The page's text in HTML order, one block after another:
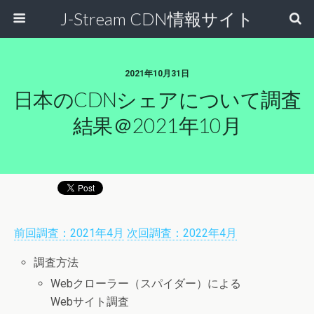
J-Stream CDN情報サイト
2021年10月31日
日本のCDNシェアについて調査
結果＠2021年10月
前回調査：2021年4月 次回調査：2022年4月
調査方法
Webクローラー（スパイダー）による
Webサイト調査